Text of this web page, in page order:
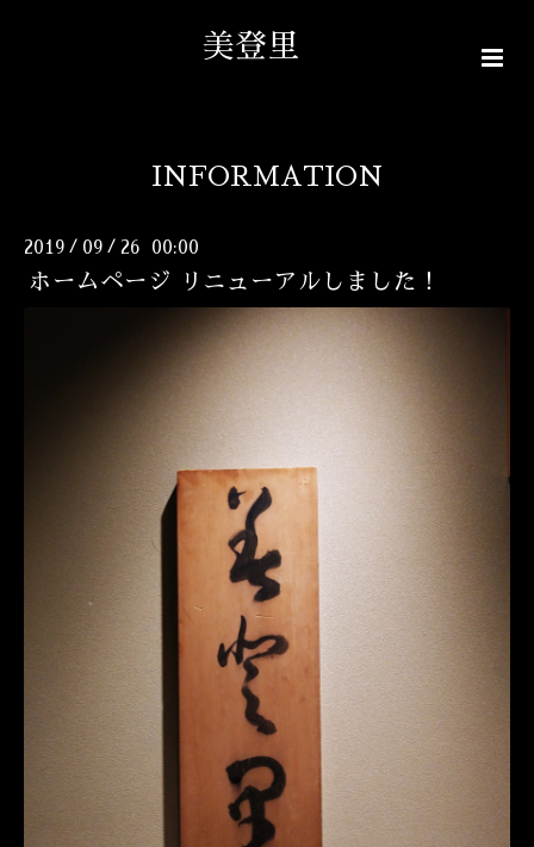
美登里
INFORMATION
2019 / 09 / 26 00:00
ホームページ リニューアルしました！